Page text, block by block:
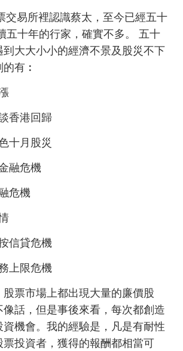
交易所裡認識蔡太，至今已經五十
五十年的行家，確實不多。 五十
大大小小的經濟不景及股災不下
有︰
香港回歸
十月股災
融危機
危機
信貸危機
上限危機
票市場上都出現大量的廉價股
話，但是事後來看，每次都創造
機會。我的經驗是，凡是有耐性
投資者，獲得的報酬都相當可